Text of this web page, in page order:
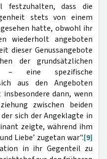
festzuhalten, dass die
stets von einem
hatte, obwohl ihr
wiederholt angeboten
dieser Genussangebote
der grundsätzlichen
– eine spezifische
aus den Angeboten
dann, wenn
zwischen beiden
sich der Angeklagte in
zeigte, während ihm
Liebe’ zugetan war".[9]
in ihr Gegenteil zu